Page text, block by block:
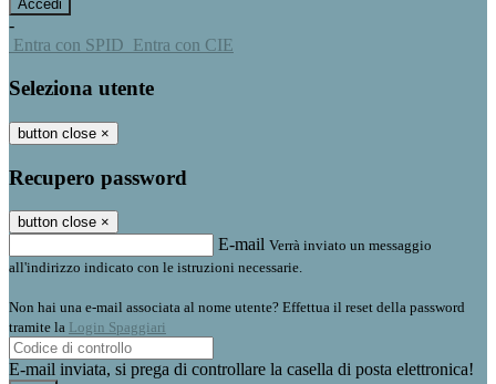
-
Entra con SPID Entra con CIE
Seleziona utente
button close ×
Recupero password
button close ×
E-mail Verrà inviato un messaggio
all'indirizzo indicato con le istruzioni necessarie.
Non hai una e-mail associata al nome utente? Effettua il reset della password
tramite la Login Spaggiari
E-mail inviata, si prega di controllare la casella di posta elettronica!